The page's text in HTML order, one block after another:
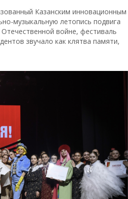
Казанским инновационным
музыкальную летопись подвига
войне, фестиваль
звучало как клятва памяти,